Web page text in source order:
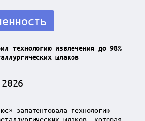
технологию извлечения до 98%
шлаков
запатентовала технологию
шлаков, которая